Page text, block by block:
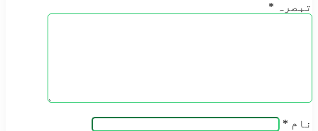
تبصرہ *
نام *